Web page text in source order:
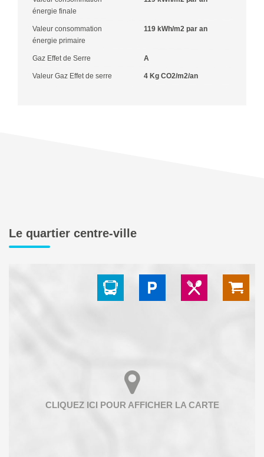
énergie finale
Valeur consommation
énergie primaire
119 kWh/m2 par an
Gaz Effet de Serre A
Valeur Gaz Effet de serre 4 Kg CO2/m2/an
Le quartier centre-ville